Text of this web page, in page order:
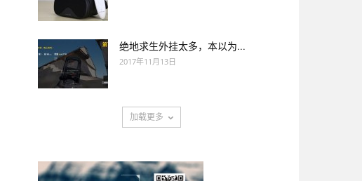
绝地求生外挂太多，本以为...
2017年11月13日
加载更多